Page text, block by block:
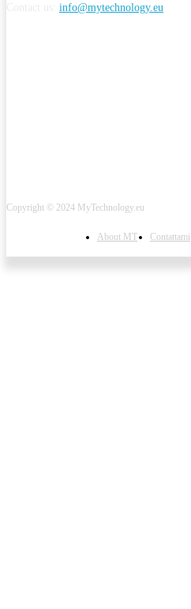
info@mytechnology.eu
Copyright © 2024 MyTechnology.eu
About MT Contattami